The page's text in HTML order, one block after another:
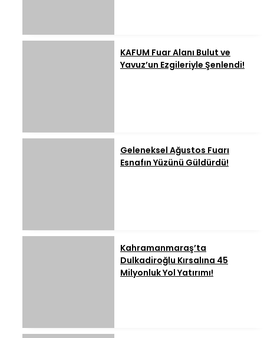
KAFUM Fuar Alanı Bulut ve
Yavuz’un Ezgileriyle Şenlendi!
Geleneksel Ağustos Fuarı
Esnafın Yüzünü Güldürdü!
Kahramanmaraş’ta
Dulkadiroğlu Kırsalına 45
Milyonluk Yol Yatırımı!